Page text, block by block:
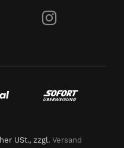
USt., zzgl. Versand